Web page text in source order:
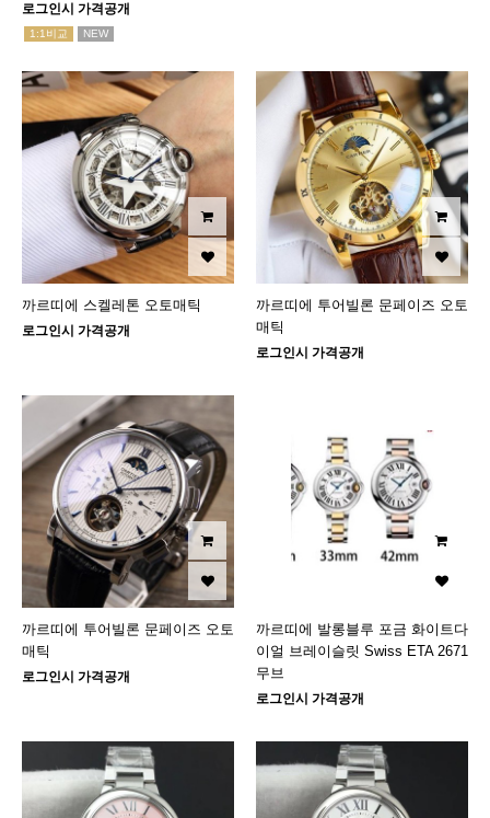
로그인시 가격공개
1:1비교 NEW
까르띠에 스켈레톤 오토매틱
로그인시 가격공개
까르띠에 투어빌론 문페이즈 오토
매틱
로그인시 가격공개
까르띠에 투어빌론 문페이즈 오토
매틱
로그인시 가격공개
까르띠에 발롱블루 포금 화이트다
이얼 브레이슬릿 Swiss ETA 2671
무브
로그인시 가격공개